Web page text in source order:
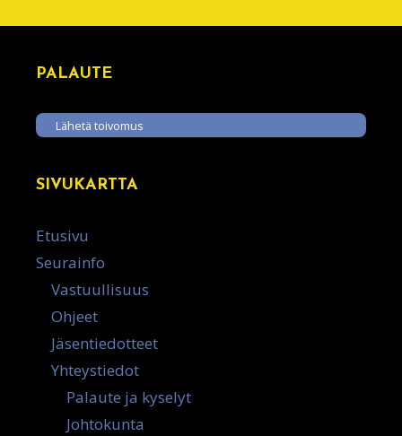
PALAUTE
Lähetä toivomus
SIVUKARTTA
Etusivu
Seurainfo
Vastuullisuus
Ohjeet
Jäsentiedotteet
Yhteystiedot
Palaute ja kyselyt
Johtokunta